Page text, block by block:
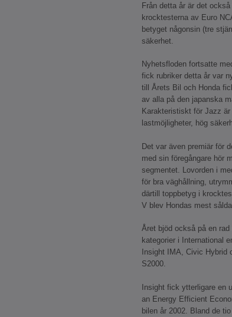
Från detta år är det
krocktesterna av Euro
betyget någonsin (tre
säkerhet.
Nyhetsfloden fortsatte
fick rubriker detta år var
till Årets Bil och Honda
av alla på den japanska
Karakteristiskt för Jazz
lastmöjligheter, hög
Det var även premiär för
med sin föregångare hör
segmentet. Lovorden i
för bra väghållning,
därtill toppbetyg i
V blev Hondas mest
Året bjöd också på en
kategorier i International
Insight IMA, Civic Hybrid
S2000.
Insight fick ytterligare en
an Energy Efficient
bilen år 2002. Bland de